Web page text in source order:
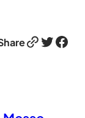
Link Twitter Facebook